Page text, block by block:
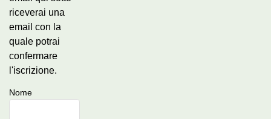
riceverai una
email con la
quale potrai
confermare
l'iscrizione.
Nome